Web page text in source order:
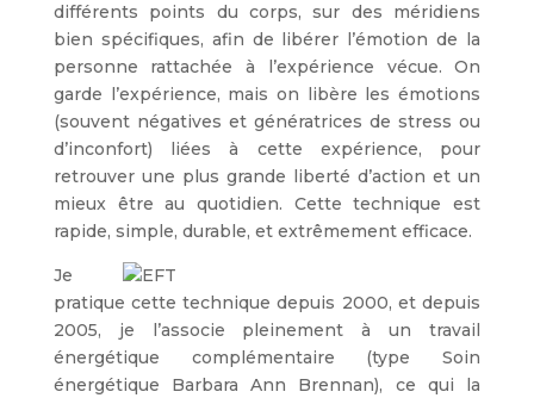
différents points du corps, sur des méridiens
bien spécifiques, afin de libérer l’émotion de la
personne rattachée à l’expérience vécue. On
garde l’expérience, mais on libère les émotions
(souvent négatives et génératrices de stress ou
d’inconfort) liées à cette expérience, pour
retrouver une plus grande liberté d’action et un
mieux être au quotidien. Cette technique est
rapide, simple, durable, et extrêmement efficace.
Je
pratique cette technique depuis 2000, et depuis
2005, je l’associe pleinement à un travail
énergétique complémentaire (type Soin
énergétique Barbara Ann Brennan), ce qui la